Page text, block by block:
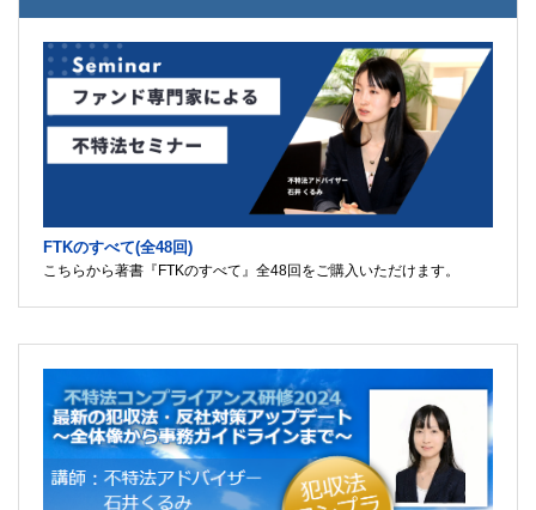
FTKのすべて(全48回)
こちらから著書『FTKのすべて』全48回をご購入いただけます。